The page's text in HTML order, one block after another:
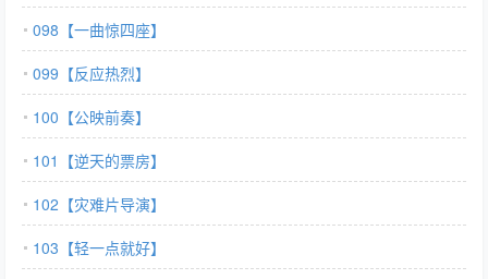
098【一曲惊四座】
099【反应热烈】
100【公映前奏】
101【逆天的票房】
102【灾难片导演】
103【轻一点就好】